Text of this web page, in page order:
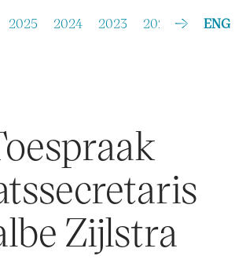
2025 2024 2023 2022 2021
ENG
Zijlstra